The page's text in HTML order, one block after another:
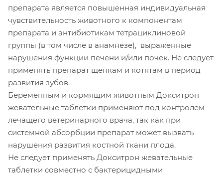
препарата является повышенная индивидуальная
чувствительность животного к компонентам
препарата и антибиотикам тетрациклиновой
группы (в том числе в анамнезе), выраженные
нарушения функции печени и/или почек. Не следует
применять препарат щенкам и котятам в период
развития зубов.
Беременным и кормящим животным Докситрон
жевательные таблетки применяют под контролем
лечащего ветеринарного врача, так как при
системной абсорбции препарат может вызвать
нарушения развития костной ткани плода.
Не следует применять Докситрон жевательные
таблетки совместно с бактерицидными